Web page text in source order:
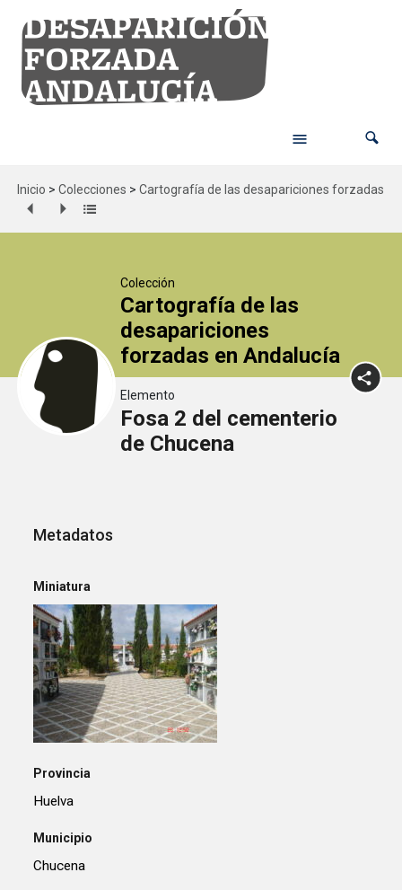
Inicio > Colecciones > Cartografía de las desapariciones forzadas
Colección
Cartografía de las
desapariciones
forzadas en Andalucía
Elemento
Fosa 2 del cementerio
de Chucena
Metadatos
Miniatura
Provincia
Huelva
Municipio
Chucena